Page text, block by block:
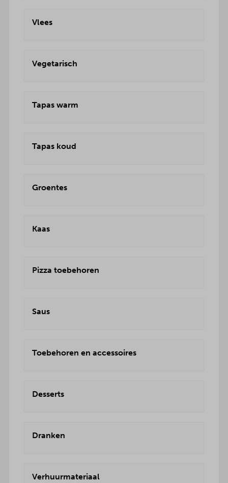
Vlees
Vegetarisch
Tapas warm
Tapas koud
Groentes
Kaas
Pizza toebehoren
Saus
Toebehoren en accessoires
Desserts
Dranken
Verhuurmateriaal